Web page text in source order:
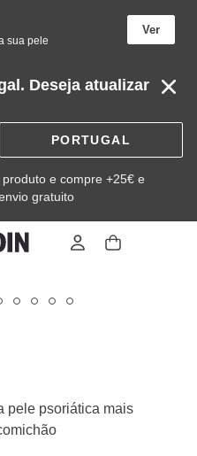
sua pele
Ver
Deseja atualizar
PORTUGAL
e compre +25€ e
gratuito
pele psoriática mais